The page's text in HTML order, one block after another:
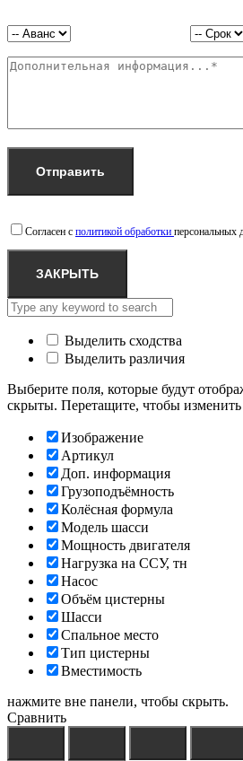
Согласен с политикой обработки персональных
ЗАКРЫТЬ
Выделить сходства
Выделить различия
Выберите поля, которые будут
скрыты. Перетащите, чтобы изменить
Изображение
Артикул
Доп. информация
Грузоподъёмность
Колёсная формула
Модель шасси
Мощность двигателя
Нагрузка на ССУ, тн
Насос
Объём цистерны
Шасси
Спальное место
Тип цистерны
Вместимость
нажмите вне панели, чтобы скрыть.
Сравнить